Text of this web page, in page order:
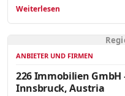
Weiterlesen
ANBIETER UND FIRMEN
226 Immobilien
Innsbruck, Austria